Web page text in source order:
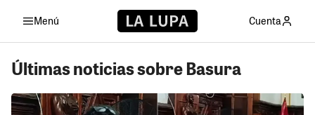
Menú Cuenta
Últimas noticias sobre Basura